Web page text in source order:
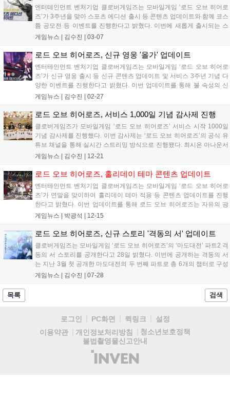
엔터테인먼트 벤처기업 클로버게임즈는 모바일게임 ‘로드 오브 히어로
즈’가 3주년을 맞아 스포츠 에디션 출시 등 콘텐츠 업데이트와 함께 코스
튬 공모전 등 이벤트를 진행한다고 밝혔다. 이번에 새롭게 출시되는 스
포츠 에디션 코스튬은 영웅 ‘즈라한’ 전용으로, 야구 유니폼 형태로 제작
큰 호응을 얻...
게임뉴스 | 김수진 | 03-07
로드 오브 히어로즈, 신규 영웅 '올가' 업데이트
엔터테인먼트 벤처기업 클로버게임즈는 모바일게임 ‘로드 오브 히어로
즈’가 신규 영웅 출시 등 신규 콘텐츠 업데이트 및 서비스 3주년 기념 다
양한 이벤트를 진행한다고 밝혔다. 이번 업데이트를 통해 불 속성의 신
규 영웅 ‘올가’가 추가됐다. 대륙 최고의 현상금 사냥꾼으로 그간 보여준
영웅으로 신...
게임뉴스 | 김수진 | 02-27
로드 오브 히어로즈, 서비스 1,000일 기념 감사제 진행
클로버게임즈가 모바일게임 ‘로드 오브 히어로즈’ 서비스 시작 1000일
기념 감사제를 진행했다. 이번 감사제는 ‘로드 오브 히어로즈’의 공식 유
튜브 채널을 통해 실시간 스트리밍 방식으로 진행됐다. 최시은 아나운서
와 ‘미하일’역의 박요한 성우, ‘요한’역의 김민주 성우가 출연해 개발진과
예...
게임뉴스 | 김수진 | 12-21
로드 오브 히어로즈, 홀리데이 테마 콘텐츠 업데이트
엔터테인먼트 벤처기업 클로버게임즈는 모바일게임 ‘로드 오브 히어로
즈’가 연말을 맞이하여 홀리데이 테마 적용 등 콘텐츠 업데이트를 진행
한다고 밝혔다. 이번 업데이트를 통해 로드 오브 히어로즈는 자유의 광
장을 홀리데이 파티 테마로 꾸며 이용자들이 게임에서도 연말 분위기를
성의 신규 영웅 ‘...
게임뉴스 | 박광석 | 12-15
로드 오브 히어로즈, 신규 스토리 '격동의 서' 업데이트
클로버게임즈는 모바일게임 ‘로드 오브 히어로즈’의 ‘마도대전’ 파트2 격
동의 서 스토리를 공개한다고 28일 밝혔다. 이번에 공개하는 격동의 서
는 지난 3월 첫 공개한 마도대전의 두 번째 파트로 총 6개의 챕터로 구성
되었다. 클로버게임즈는 28일부터 3주간 매주 목요일마다 새로운 스토
게임뉴스 | 김수진 | 07-28
목록 검색
로그인 PC화면 퀵링크
설정
이용약관
개인정보처리방침
청소년보호정책
불법촬영물신고안내
(주)
인